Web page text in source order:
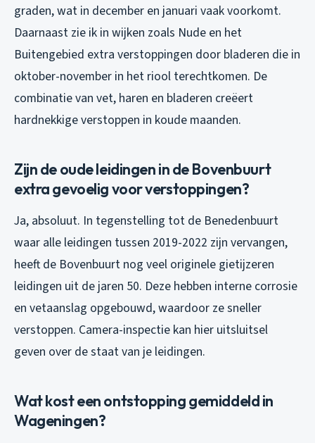
graden, wat in december en januari vaak voorkomt.
Daarnaast zie ik in wijken zoals Nude en het
Buitengebied extra verstoppingen door bladeren die in
oktober-november in het riool terechtkomen. De
combinatie van vet, haren en bladeren creëert
hardnekkige verstoppen in koude maanden.
Zijn de oude leidingen in de Bovenbuurt
extra gevoelig voor verstoppingen?
Ja, absoluut. In tegenstelling tot de Benedenbuurt
waar alle leidingen tussen 2019-2022 zijn vervangen,
heeft de Bovenbuurt nog veel originele gietijzeren
leidingen uit de jaren 50. Deze hebben interne corrosie
en vetaanslag opgebouwd, waardoor ze sneller
verstoppen. Camera-inspectie kan hier uitsluitsel
geven over de staat van je leidingen.
Wat kost een ontstopping gemiddeld in
Wageningen?